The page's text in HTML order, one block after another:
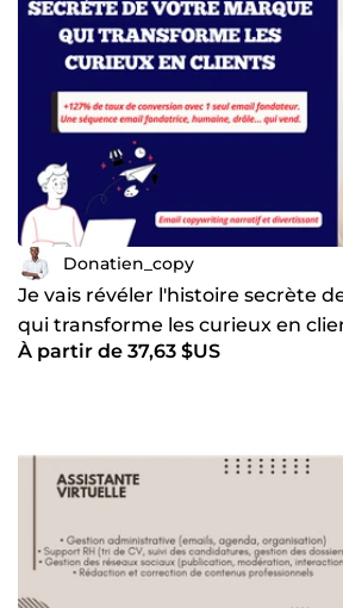
Donatien_copy
Je vais révéler l'histoire secrète
qui transforme les curieux en
À partir de 37,63 $US